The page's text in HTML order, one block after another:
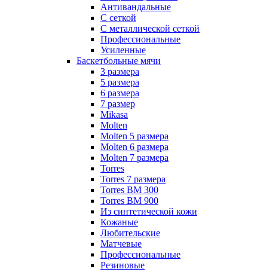
Антивандальные
С сеткой
С металлической сеткой
Профессиональные
Усиленные
Баскетбольные мячи
3 размера
5 размера
6 размера
7 размер
Mikasa
Molten
Molten 5 размера
Molten 6 размера
Molten 7 размера
Torres
Torres 7 размера
Torres BM 300
Torres BM 900
Из синтетической кожи
Кожаные
Любительские
Матчевые
Профессиональные
Резиновые